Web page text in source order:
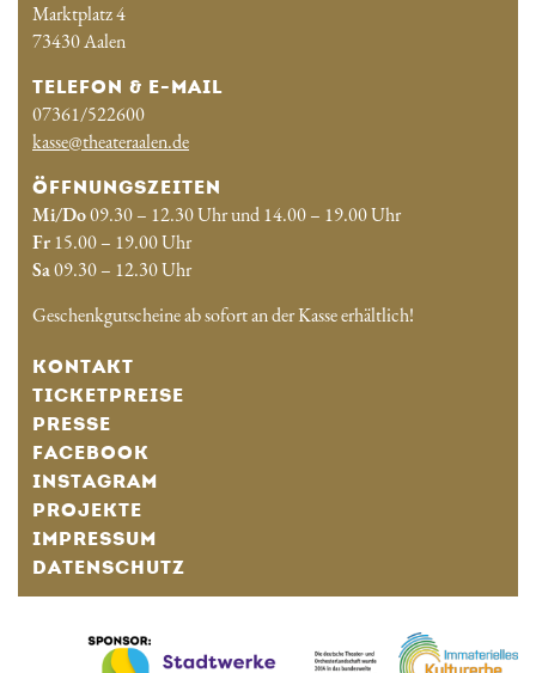
Marktplatz 4
73430 Aalen
TELEFON & E-MAIL
07361/522600
kasse@theateraalen.de
ÖFFNUNGSZEITEN
Mi/Do09.30 – 12.30 Uhr und 14.00 – 19.00 Uhr
Fr15.00 – 19.00 Uhr
Sa09.30 – 12.30 Uhr
Geschenkgutscheine ab sofort an der Kasse erhältlich!
KONTAKT
TICKETPREISE
PRESSE
FACEBOOK
INSTAGRAM
PROJEKTE
IMPRESSUM
DATENSCHUTZ